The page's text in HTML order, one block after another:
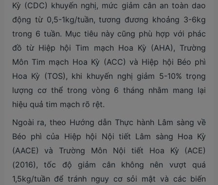
Kỳ (CDC) khuyến nghị, mức giảm cân an toàn dao
động từ 0,5-1kg/tuần, tương đương khoảng 3-6kg
trong 6 tuần. Mục tiêu này cũng phù hợp với phác
đồ từ Hiệp hội Tim mạch Hoa Kỳ (AHA), Trường
Môn Tim mạch Hoa Kỳ (ACC) và Hiệp hội Béo phì
Hoa Kỳ (TOS), khi khuyến nghị giảm 5-10% trọng
lượng cơ thể trong vòng 6 tháng nhằm mang lại
hiệu quả tim mạch rõ rệt.
Ngoài ra, theo Hướng dẫn Thực hành Lâm sàng về
Béo phì của Hiệp hội Nội tiết Lâm sàng Hoa Kỳ
(AACE) và Trường Môn Nội tiết Hoa Kỳ (ACE)
(2016), tốc độ giảm cân không nên vượt quá
1,5kg/tuần để tránh nguy cơ sỏi mật và các biến